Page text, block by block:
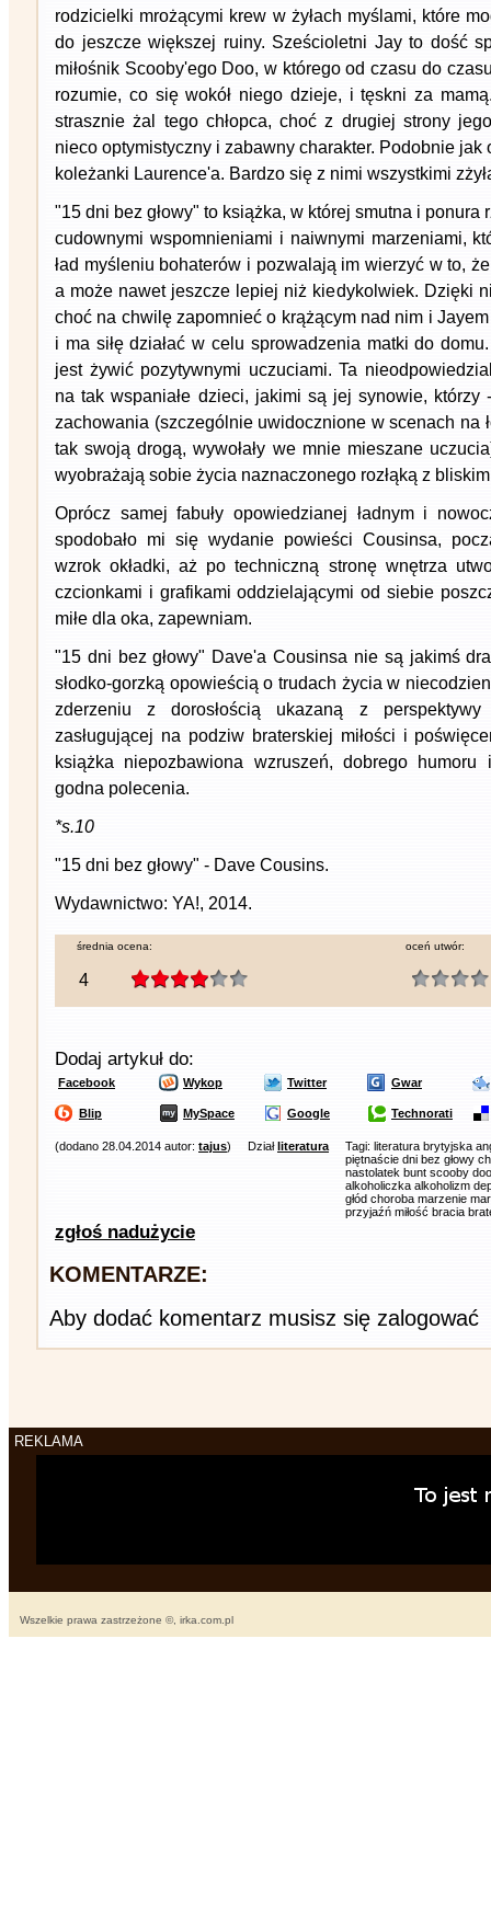
rodzicielki mrożącymi krew w żyłach myślami, które
do jeszcze większej ruiny. Sześcioletni Jay to dość
miłośnik Scooby'ego Doo, w którego od czasu do
rozumie, co się wokół niego dzieje, i tęskni za
strasznie żal tego chłopca, choć z drugiej strony
nieco optymistyczny i zabawny charakter. Podobnie jak
koleżanki Laurence'a. Bardzo się z nimi wszystkimi
"15 dni bez głowy" to książka, w której smutna i ponura
cudownymi wspomnieniami i naiwnymi marzeniami,
ład myśleniu bohaterów i pozwalają im wierzyć w to,
a może nawet jeszcze lepiej niż kiedykolwiek. Dzięki
choć na chwilę zapomnieć o krążącym nad nim i
i ma siłę działać w celu sprowadzenia matki do
jest żywić pozytywnymi uczuciami. Ta
na tak wspaniałe dzieci, jakimi są jej synowie, którzy
zachowania (szczególnie uwidocznione w scenach na
tak swoją drogą, wywołały we mnie mieszane
wyobrażają sobie życia naznaczonego rozłąką z
Oprócz samej fabuły opowiedzianej ładnym i
spodobało mi się wydanie powieści Cousinsa,
wzrok okładki, aż po techniczną stronę wnętrza
czcionkami i grafikami oddzielającymi od siebie
miłe dla oka, zapewniam.
"15 dni bez głowy" Dave'a Cousinsa nie są jakimś
słodko-gorzką opowieścią o trudach życia w
zderzeniu z dorosłością ukazaną z perspektywy
zasługującej na podziw braterskiej miłości i
książka niepozbawiona wzruszeń, dobrego
godna polecenia.
*s.10
"15 dni bez głowy" - Dave Cousins.
Wydawnictwo: YA!, 2014.
średnia ocena:
4
oceń utwór:
Dodaj artykuł do:
Facebook Wykop Twitter Gwar
Blip MySpace Google Technorati
(dodano 28.04.2014 autor: tajus) Działliteratura
Tagi: literatura brytyjska
piętnaście dni bez głowy
nastolatek bunt scooby
alkoholiczka alkoholizm
głód choroba marzenie
przyjaźń miłość bracia
zgłoś nadużycie
KOMENTARZE:
Aby dodać komentarz musisz się zalogować
REKLAMA
Wszelkie prawa zastrzeżone ©, irka.com.pl